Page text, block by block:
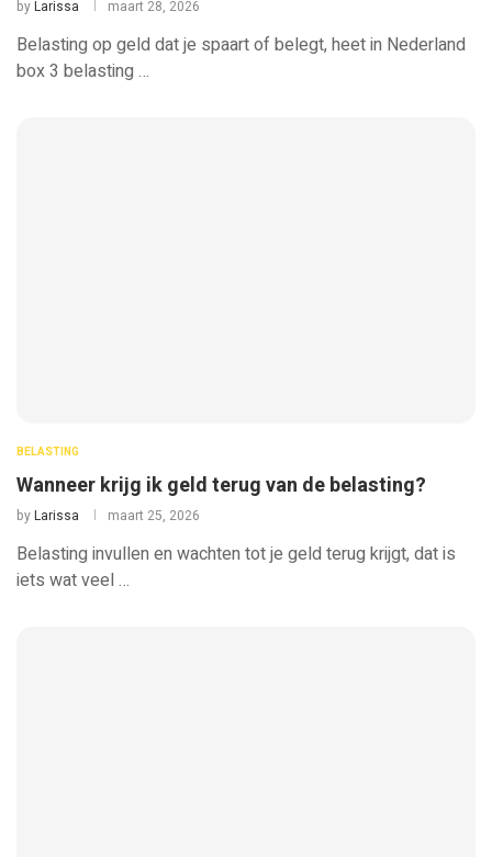
byLarissa maart 28, 2026
Belasting op geld dat je spaart of belegt, heet in Nederland
box 3 belasting …
BELASTING
Wanneer krijg ik geld terug van de belasting?
byLarissa maart 25, 2026
Belasting invullen en wachten tot je geld terug krijgt, dat is
iets wat veel …